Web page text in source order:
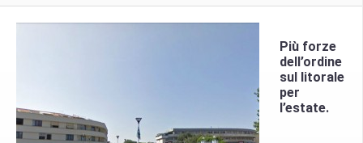
Più forze
dell’ordine
sul litorale
per
l’estate.